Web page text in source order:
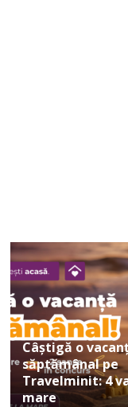
Câștigă o
săptămânal pe
Travelminit: 4
mare